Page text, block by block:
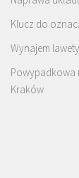
Klucz do
Wynajem
Kraków